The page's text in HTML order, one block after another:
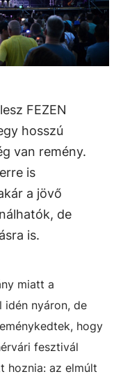
FEZEN
hosszú
van remény.
is
a jövő
de
is.
miatt a
idén nyáron, de
hogy
fesztivál
hoznia: az elmúlt